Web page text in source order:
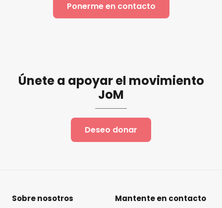
Ponerme en contacto
Únete a apoyar el movimiento
JoM
Deseo donar
Sobre nosotros Mantente en contacto